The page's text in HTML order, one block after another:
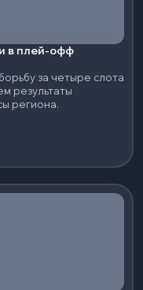
в плей-офф
за четыре слота
результаты
региона.